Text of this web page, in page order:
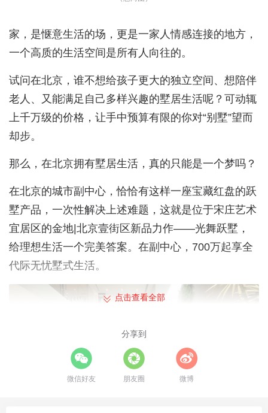
家，是惬意生活的场，更是一家人情感连接的地方，
一个高质的生活空间是所有人向往的。
试问在北京，谁不想给孩子更大的独立空间、想陪伴
老人、又能满足自己多样兴趣的墅居生活呢？可动辄
上千万级的价格，让手中预算有限的你对“别墅”望而
却步。
那么，在北京拥有墅居生活，真的只能是一个梦吗？
在北京的城市副中心，恰恰有这样一座宝藏红盘的跃
墅产品，一次性解决上述难题，这就是位于宋庄艺术
宜居区的金地|北京壹街区新品力作——光舞跃墅，
给理想生活一个完美答案。在副中心，700万起享全
代际无忧墅式生活。
点击查看全部
分享到
微信好友 朋友圈 微博